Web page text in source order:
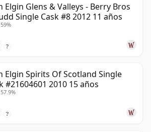
Elgin Glens & Valleys - Berry Bros
Single Cask #8 2012 11 años
?
Elgin Spirits Of Scotland Single
#21604601 2010 15 años
?